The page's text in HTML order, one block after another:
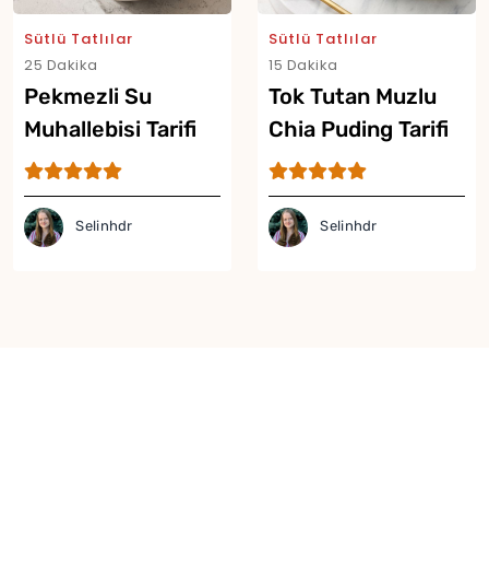
Sütlü Tatlılar
25 Dakika
Pekmezli Su
Muhallebisi Tarifi
Selinhdr
Sütlü Tatlılar
15 Dakika
Tok Tutan Muzlu
Chia Puding Tarifi
Selinhdr